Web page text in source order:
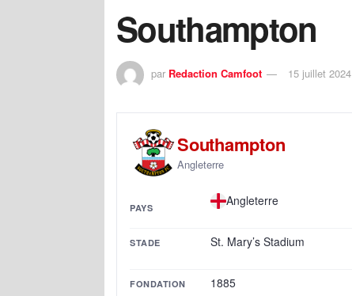
Southampton
par Redaction Camfoot 15 juillet 2024
Southampton
Angleterre
PAYS Angleterre
STADE St. Mary’s Stadium
FONDATION 1885